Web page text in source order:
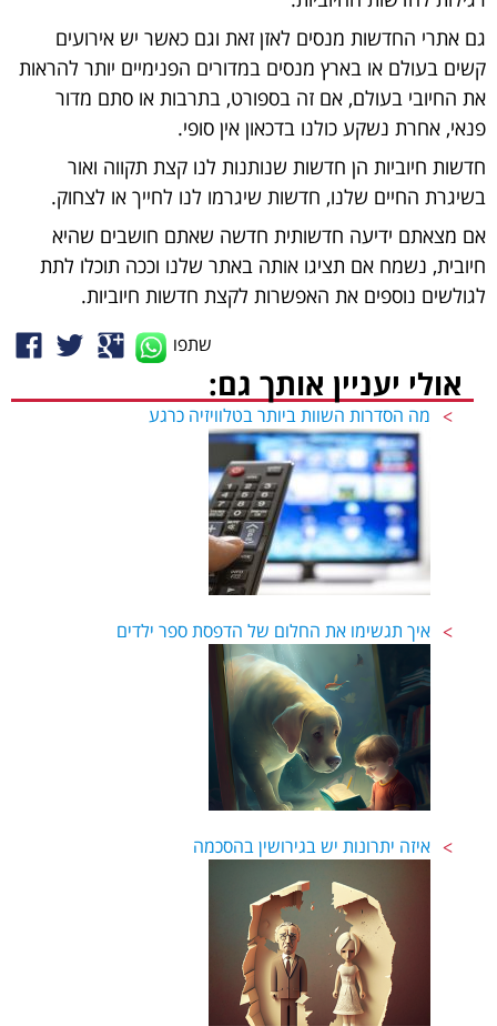
גם אתרי החדשות מנסים לאזן זאת וגם כאשר יש אירועים
קשים בעולם או בארץ מנסים במדורים הפנימיים יותר להראות
את החיובי בעולם, אם זה בספורט, בתרבות או סתם מדור
פנאי, אחרת נשקע כולנו בדכאון אין סופי.
חדשות חיוביות הן חדשות שנותנות לנו קצת תקווה ואור
בשיגרת החיים שלנו, חדשות שיגרמו לנו לחייך או לצחוק.
אם מצאתם ידיעה חדשותית חדשה שאתם חושבים שהיא
חיובית, נשמח אם תציגו אותה באתר שלנו וככה תוכלו לתת
לגולשים נוספים את האפשרות לקצת חדשות חיוביות.
שתפו e l g
אולי יעניין אותך גם:
מה הסדרות השוות ביותר בטלוויזיה כרגע
איך תגשימו את החלום של הדפסת ספר ילדים
איזה יתרונות יש בגירושין בהסכמה